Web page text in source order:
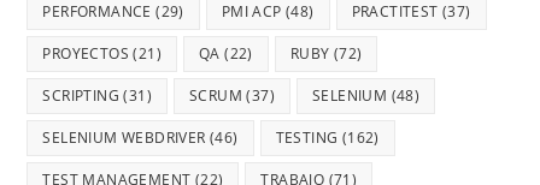
PERFORMANCE (29) PMI ACP (48) PRACTITEST (37)
PROYECTOS (21) QA (22) RUBY (72)
SCRIPTING (31) SCRUM (37) SELENIUM (48)
SELENIUM WEBDRIVER (46) TESTING (162)
TEST MANAGEMENT (22) TRABAJO (71)